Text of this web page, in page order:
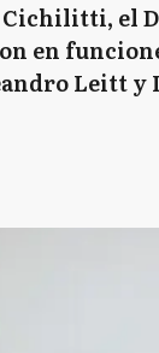
Cichilitti, el
en
Leitt